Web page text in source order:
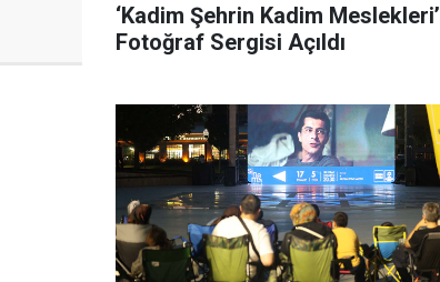
‘Kadim Şehrin Kadim Meslekleri’
Fotoğraf Sergisi Açıldı